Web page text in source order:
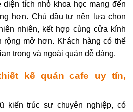
diện tích nhỏ khoa học mang đến
hơn. Chủ đầu tư nên lựa chọn
nhiên, kết hợp cùng cửa kính
mở hơn. Khách hàng có thể
trong và ngoài quán dễ dàng.
kế quán cafe uy tín,
kiến trúc sư chuyên nghiệp, có